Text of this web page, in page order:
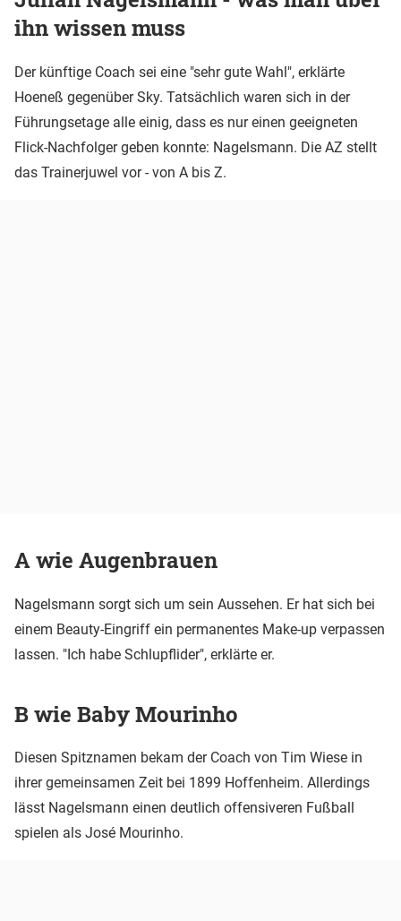
ihn wissen muss
Der künftige Coach sei eine "sehr gute Wahl", erklärte
Hoeneß gegenüber Sky. Tatsächlich waren sich in der
Führungsetage alle einig, dass es nur einen geeigneten
Flick-Nachfolger geben konnte: Nagelsmann. Die AZ stellt
das Trainerjuwel vor - von A bis Z.
A wie Augenbrauen
Nagelsmann sorgt sich um sein Aussehen. Er hat sich bei
einem Beauty-Eingriff ein permanentes Make-up verpassen
lassen. "Ich habe Schlupflider", erklärte er.
B wie Baby Mourinho
Diesen Spitznamen bekam der Coach von Tim Wiese in
ihrer gemeinsamen Zeit bei 1899 Hoffenheim. Allerdings
lässt Nagelsmann einen deutlich offensiveren Fußball
spielen als José Mourinho.